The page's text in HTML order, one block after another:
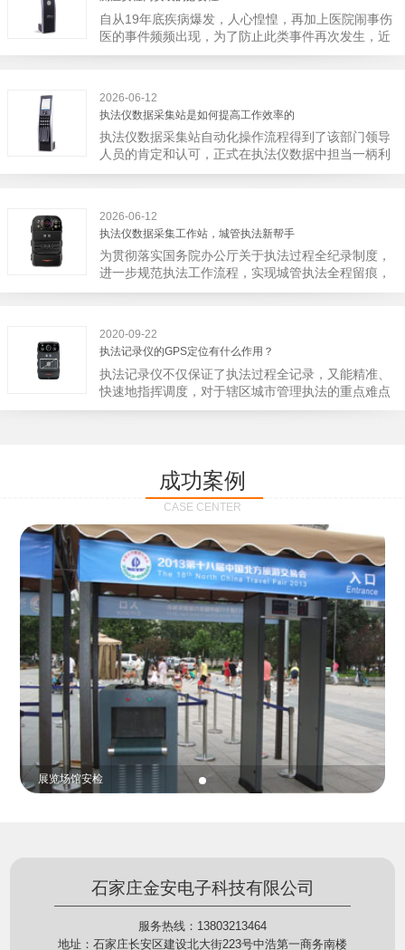
自从19年底疾病爆发，人心惶惶，再加上医院闹事伤
医的事件频频出现，为了防止此类事件再次发生，近
日，广西南宁市卫建委发出通知，要求当地市属各三
大体只有两个，其一，安装安检门是否会激化矛盾。
其二，安装安检门可以防范于未然。1月6号当天，南
宁市第二医院刚试行安检的首日，检查出10多把各类
刀具和一把管制类刀具。近来伤医事件屡屡发生，安
装安检门可以缓解医生安全感不足的问题，同时安检
2026-06-12
执法仪数据采集站是如何提高工作效率的
执法仪数据采集站自动化操作流程得到了该部门领导
人员的肯定和认可，正式在执法仪数据中担当一柄利
剑。 执法仪数据采集站对于执法仪数据资料的管理
备能自动读取目标对象，并同步到采集站中，此外设
备具有断点续传的功能，如果碰到网络故障，可以从
已经上传或下载的部分开始继续上传下载未完成的部
分，而没有必要从头开始上传下载，能节省时间，提
高速度。再者待数据传输完毕之后，执法仪数据采集
下次直接使用，提高执法仪数据效率。执法仪数据采
集站还具有强大的数据存储管理系统，后台统计不同
上传时段、不同重要级别的数据，将统计结果以图表
或者报表的形式呈现；设备设置有用户操作权限管
理，自动将用户警员编号与执法仪编号绑定，保障数
据的合法性，同时系统可设置每个警员的权限，明确
2026-06-12
执法仪数据采集工作站，城管执法新帮手
为贯彻落实国务院办公厅关于执法过程全纪录制度，
进一步规范执法工作流程，实现城管执法全程留痕，
深入推进执法队伍规范化建设，给城管执法工作添加
止了双方矛盾的发生。现在有了执法仪数据采集工作
站，执法队员的担忧便得到有效的解决。每个采集工
作站可支持多台执法记录仪设备同时上传数据，队员
当天使用当天上传，通过数据线接入到采集工作站，
它会自动读取所有的视频、音频、图片、日志等信
作站也能自动为执法记录仪充充电、校校时，做执法
记录仪的贴心小"保姆"。随着群众法律意识的逐步提
高，行政执法行为更加"阳光、透明"，通过工作站可
以随时调取证据视频，精准查阅现场资料，直戳了当
的展示给行政相对人看，有效的减少了行政相对人对
城管执法行为的误解，树立了执法的公信力。
2020-09-22
执法记录仪的GPS定位有什么作用？
执法记录仪不仅保证了执法过程全记录，又能精准、
快速地指挥调度，对于辖区城市管理执法的重点难点
也能一目了然，在城市管理工作信息化中发挥着重要
定位模块，可通过移动网络将位置信息实时发送到监
控中心，在平台的电子地图上显示出设备的具体位
置，实时查看执法人员到岗情况及根据执法环境迅速
调配周边执法人员。同时，内置NFC芯片，可支持身
份证查验等拓展功能，在实战中发挥着重要的作用，
能广泛应用于交警公安执法、卫生监督、城管执法、
海关执法、路政、质量监督、林业园林、消防、质量
监督、公路铁路等各个领域。
成功案例
CASE CENTER
展览场馆安检
石家庄金安电子科技有限公司
服务热线：13803213464
地址：石家庄长安区建设北大街223号中浩第一商务南楼